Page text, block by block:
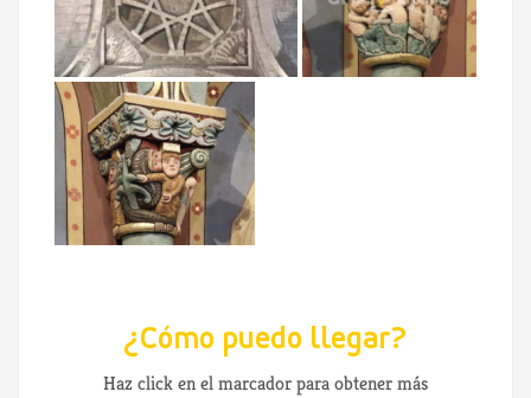
¿Cómo puedo llegar?
Haz click en el marcador para obtener más